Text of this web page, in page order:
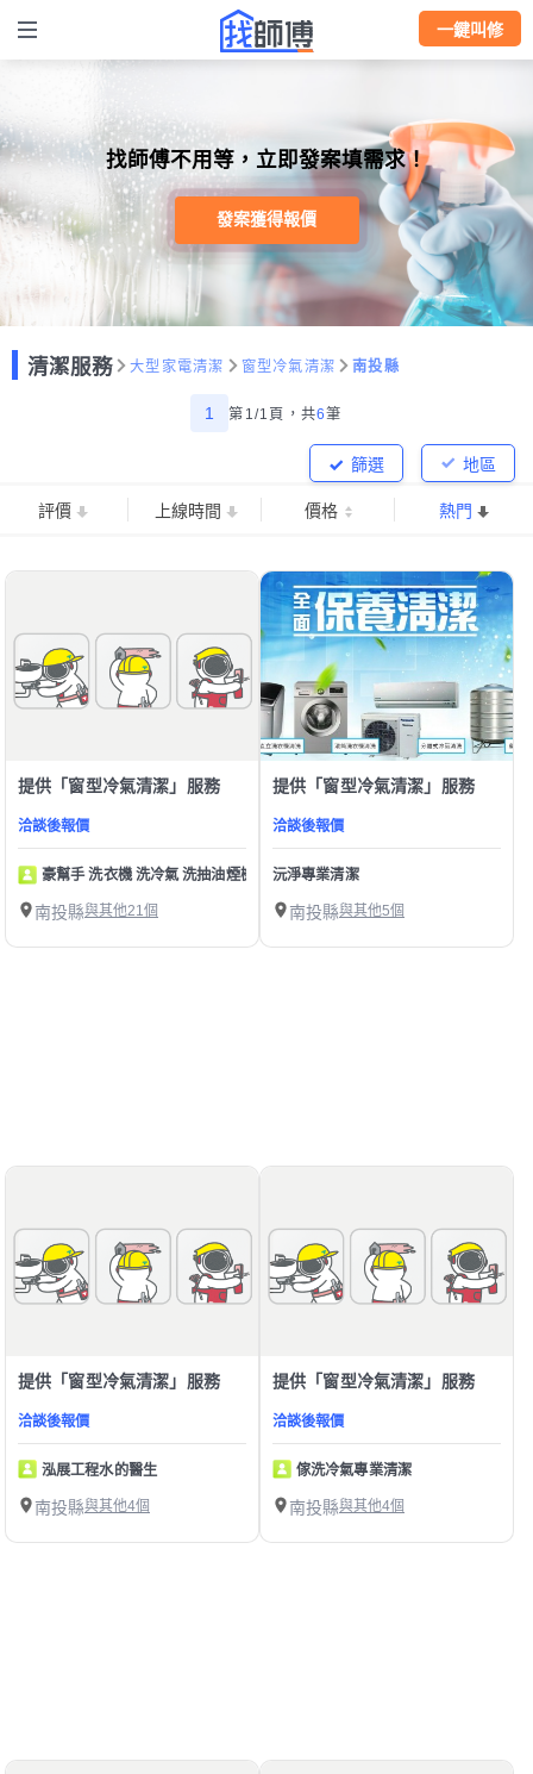
一鍵叫修
找師傅不用等，立即發案填需求！
發案獲得報價
清潔服務 大型家電清潔 窗型冷氣清潔 南投縣
1 第1/1頁， 共6筆
地區
篩選
評價 上線時間 價格 熱門
提供「窗型冷氣清潔」服務
洽談後報價
豪幫手 洗衣機 洗冷氣 洗抽油煙機
南投縣與其他21個
提供「窗型冷氣清潔」服務
洽談後報價
沅淨專業清潔
南投縣與其他5個
提供「窗型冷氣清潔」服務
洽談後報價
泓展工程水的醫生
南投縣與其他4個
提供「窗型冷氣清潔」服務
洽談後報價
傢洗冷氣專業清潔
南投縣與其他4個